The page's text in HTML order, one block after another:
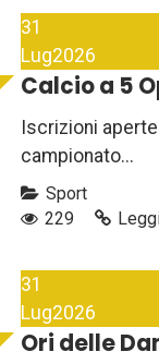
31
Lug2026
Calcio a 5
Iscrizioni
campionato...
Sport
229
31
Lug2026
Ori delle